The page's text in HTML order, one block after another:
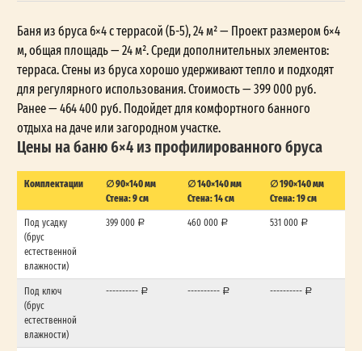
Баня из бруса 6×4 с террасой (Б-5), 24 м² — Проект размером 6×4
м, общая площадь — 24 м². Среди дополнительных элементов:
терраса. Стены из бруса хорошо удерживают тепло и подходят
для регулярного использования. Стоимость — 399 000 руб.
Ранее — 464 400 руб. Подойдет для комфортного банного
отдыха на даче или загородном участке.
Цены на баню 6×4 из профилированного бруса
Комплектации
∅ 90×140 мм
Стена: 9 см
∅ 140×140 мм
Стена: 14 см
∅ 190×140 мм
Стена: 19 см
Под усадку
(брус
естественной
влажности)
399 000 460 000 531 000
Под ключ
(брус
естественной
влажности)
---------- ---------- ----------